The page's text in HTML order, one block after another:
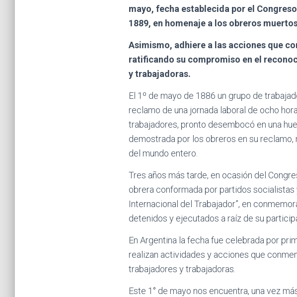
mayo, fecha establecida por el
1889, en homenaje a los obreros
Asimismo, adhiere a las acciones que
ratificando su compromiso en el
y trabajadoras.
El 1º de mayo de 1886 un grupo de
reclamo de una jornada laboral de ocho
trabajadores, pronto desembocó en una
demostrada por los obreros en su
del mundo entero.
Tres años más tarde, en ocasión del
obrera conformada por partidos
Internacional del Trabajador”, en
detenidos y ejecutados a raíz de su
En Argentina la fecha fue celebrada por
realizan actividades y acciones que
trabajadores y trabajadoras.
Este 1° de mayo nos encuentra, una vez